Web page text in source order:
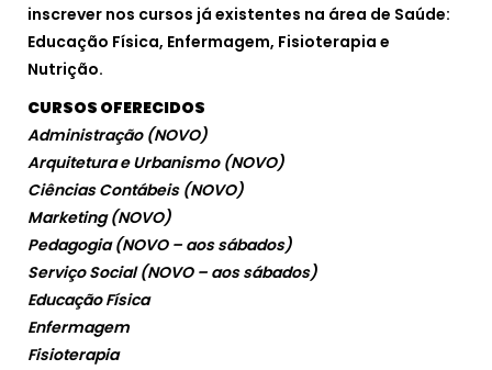
inscrever nos cursos já existentes na área de Saúde:
Educação Física, Enfermagem, Fisioterapia e
Nutrição.
CURSOS OFERECIDOS
Administração (NOVO)
Arquitetura e Urbanismo (NOVO)
Ciências Contábeis (NOVO)
Marketing (NOVO)
Pedagogia (NOVO – aos sábados)
Serviço Social (NOVO – aos sábados)
Educação Física
Enfermagem
Fisioterapia